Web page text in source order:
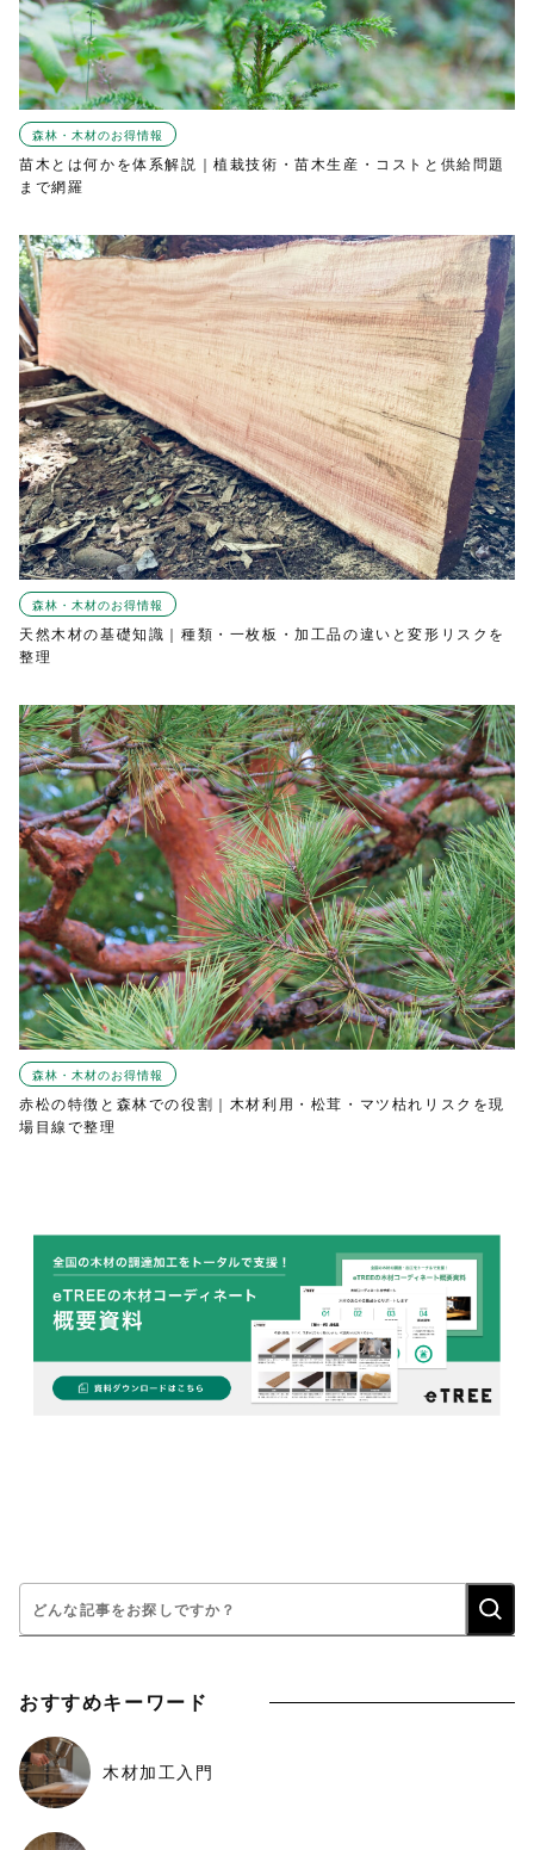
森林・木材のお得情報
苗木とは何かを体系解説｜植栽技術・苗木生産・コストと供給問題
まで網羅
森林・木材のお得情報
天然木材の基礎知識｜種類・一枚板・加工品の違いと変形リスクを
整理
森林・木材のお得情報
赤松の特徴と森林での役割｜木材利用・松茸・マツ枯れリスクを現
場目線で整理
おすすめキーワード
木材加工入門